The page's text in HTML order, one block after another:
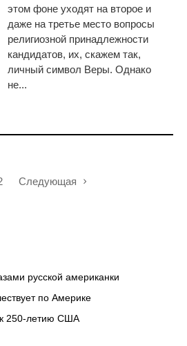
этом фоне уходят на второе и
даже на третье место вопросы
религиозной принадлежности
кандидатов, их, скажем так,
личный символ Веры. Однако
не...
Следующая
русской американки
по Америке
к 250-летию США